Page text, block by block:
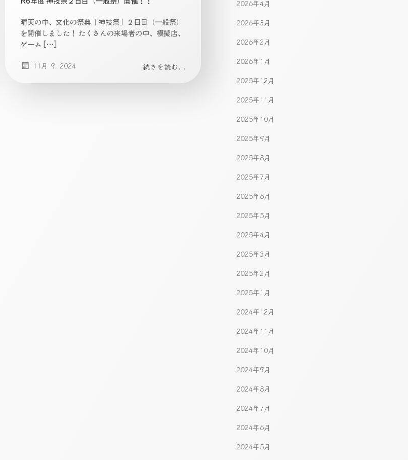
晴天の中、文化の祭典「神技祭」２日目（一般祭）
を開催しました！ たくさんの来場者の中、模擬店、
ゲーム […]
11月 9, 2024 続きを読む...
2026年4月
2026年3月
2026年2月
2026年1月
2025年12月
2025年11月
2025年10月
2025年9月
2025年8月
2025年7月
2025年6月
2025年5月
2025年4月
2025年3月
2025年2月
2025年1月
2024年12月
2024年11月
2024年10月
2024年9月
2024年8月
2024年7月
2024年6月
2024年5月